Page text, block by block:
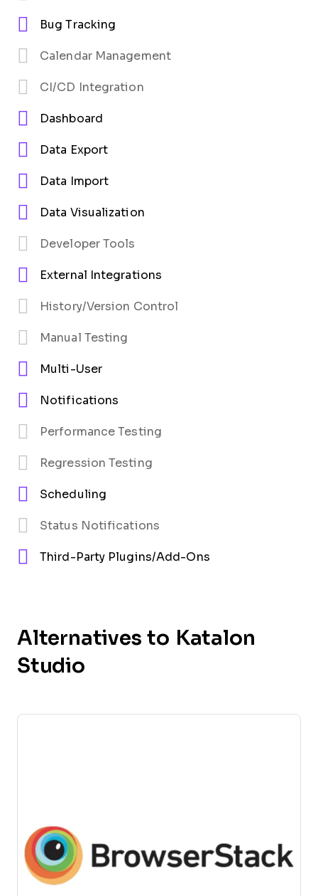
Bug Tracking
Calendar Management
CI/CD Integration
Dashboard
Data Export
Data Import
Data Visualization
Developer Tools
External Integrations
History/Version Control
Manual Testing
Multi-User
Notifications
Performance Testing
Regression Testing
Scheduling
Status Notifications
Third-Party Plugins/Add-Ons
Alternatives to Katalon
Studio